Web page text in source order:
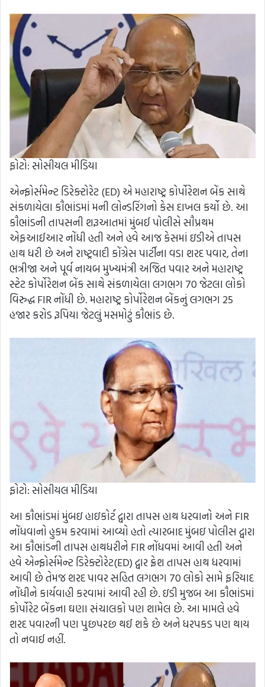
ફોટો: સોસીયલ મીડિયા
એન્ફોર્સમેન્ટ ડિરેક્ટોરેટ (ED) એ મહારાષ્ટ્ર કોર્પોરેશન બેંક સાથે
સંકળાયેલા કૌભાંડમાં મની લોન્ડરિંગનો કેસ દાખલ કર્યો છે. આ
કૌભાંડની તાપસની શરૂઆતમાં મુંબઈ પોલીસે સૌપ્રથમ
એફઆઈઆર નોંધી હતી અને હવે આજ કેસમાં ઇડીએ તાપસ
હાથ ધરી છે અને રાષ્ટ્રવાદી કોંગ્રેસ પાર્ટીના વડા શરદ પવાર, તેના
ભત્રીજા અને પૂર્વ નાયબ મુખ્યમંત્રી અજિત પવાર અને મહારાષ્ટ્ર
સ્ટેટ કોર્પોરેશન બેંક સાથે સંકળાયેલા લગભગ 70 જેટલા લોકો
વિરુદ્ધ FIR નોંધી છે. મહારાષ્ટ્ર કોર્પોરેશન બેંકનું લગભગ 25
હજાર કરોડ રૂપિયા જેટલું મસમોટું કૌભાંડ છે.
ફોટો: સોસીયલ મીડિયા
આ કૌભાંડમાં મુંબઇ હાઇકોર્ટ દ્વારા તાપસ હાથ ધરવાનો અને FIR
નોંધવાનો હુકમ કરવામાં આવ્યો હતો ત્યારબાદ મુંબઇ પોલીસ દ્વારા
આ કૌભાંડની તાપસ હાથધરીને FIR નોંધવમાં આવી હતી અને
હવે એન્ફોર્સમેન્ટ ડિરેક્ટોરેટ(ED) દ્વાર ફ્રેશ તાપસ હાથ ધરવામાં
આવી છે તેમજ શરદ પાવર સહિત લગભગ 70 લોકો સામે ફરિયાદ
નોંધીને કાર્યવાહી કરવામાં આવી રહી છે. ઇડી મુજબ આ કૌભાંડમાં
કોર્પોરેટ બેંકના ઘણા સંચાલકો પણ શામેલ છે. આ મામલે હવે
શરદ પવારની પણ પુછપરછ થઈ શકે છે અને ધરપકડ પણ થાય
તો નવાઈ નહીં.